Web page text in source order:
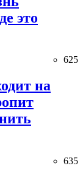
это
625
на
635